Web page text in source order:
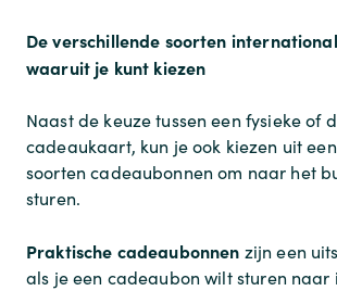
De verschillende soorten
waaruit je kunt kiezen
Naast de keuze tussen een fysieke of
cadeaukaart, kun je ook kiezen uit
soorten cadeaubonnen om naar het
sturen.
Praktische cadeaubonnen zijn een
als je een cadeaubon wilt sturen